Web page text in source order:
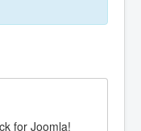
for Joomla!